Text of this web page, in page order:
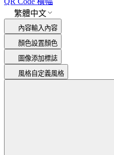
繁體中文
內容輸入內容
顏色設置顏色
圖像添加標誌
風格 自定義風格